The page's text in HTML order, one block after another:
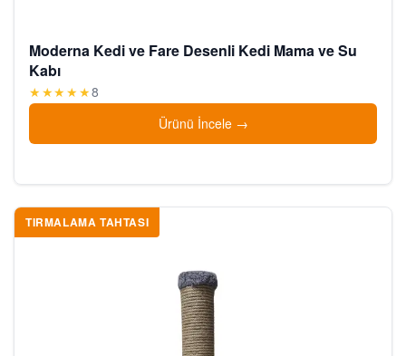
Moderna Kedi ve Fare Desenli Kedi Mama ve Su
Kabı
★★★★★8
Ürünü İncele
TIRMALAMA TAHTASI